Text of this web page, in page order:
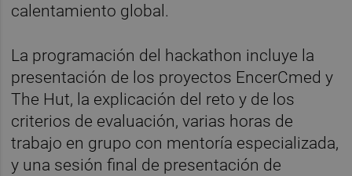
calentamiento global.
La programación del hackathon incluye la
presentación de los proyectos EncerCmed y
The Hut, la explicación del reto y de los
criterios de evaluación, varias horas de
trabajo en grupo con mentoría especializada,
y una sesión final de presentación de